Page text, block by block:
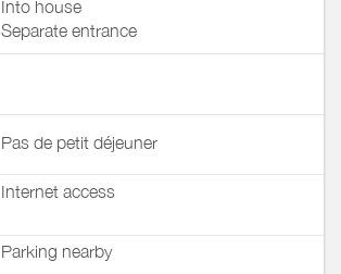
Into house
Separate entrance
Pas de petit déjeuner
Internet access
Parking nearby